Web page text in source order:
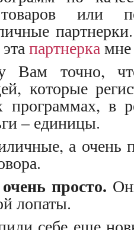
или
партнеркамне
Вам точно,
которые
программах, в
– единицы.
а очень
просто.
лопаты.